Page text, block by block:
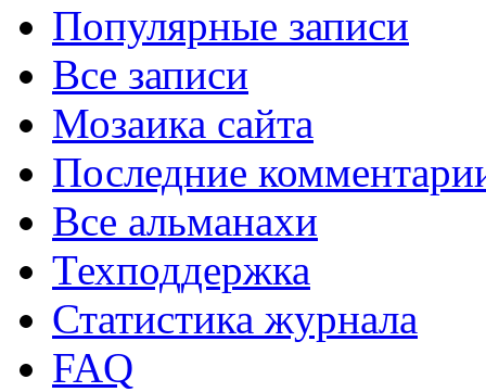
Популярные записи
Все записи
Мозаика сайта
Последние
Все альманахи
Техподдержка
Статистика журнала
FAQ